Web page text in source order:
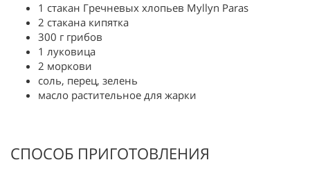
1 стакан Гречневых хлопьев Myllyn Paras
2 стакана кипятка
300 г грибов
1 луковица
2 моркови
соль, перец, зелень
масло растительное для жарки
СПОСОБ ПРИГОТОВЛЕНИЯ